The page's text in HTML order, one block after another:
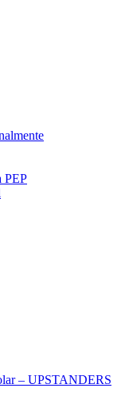
PEP
– UPSTANDERS